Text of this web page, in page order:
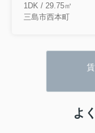
1DK / 29.75㎡
三島市西本町
よ